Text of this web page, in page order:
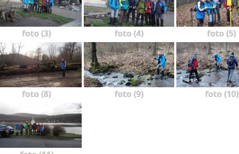
foto (3) foto (4) foto (5)
foto (8) foto (9) foto (10)